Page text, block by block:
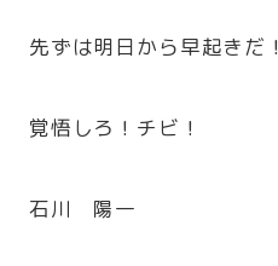
先ずは明日から早起きだ！
覚悟しろ！チビ！
石川 陽一